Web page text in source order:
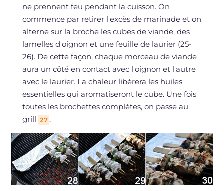
ne prennent feu pendant la cuisson. On
commence par retirer l'excès de marinade et on
alterne sur la broche les cubes de viande, des
lamelles d'oignon et une feuille de laurier (25-
26). De cette façon, chaque morceau de viande
aura un côté en contact avec l'oignon et l'autre
avec le laurier. La chaleur libérera les huiles
essentielles qui aromatiseront le cube. Une fois
toutes les brochettes complètes, on passe au
grill 27 .